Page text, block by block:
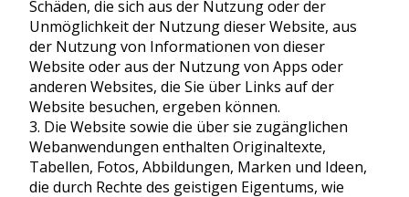
Schäden, die sich aus der Nutzung oder der
Unmöglichkeit der Nutzung dieser Website, aus
der Nutzung von Informationen von dieser
Website oder aus der Nutzung von Apps oder
anderen Websites, die Sie über Links auf der
Website besuchen, ergeben können.
Die Website sowie die über sie zugänglichen
Webanwendungen enthalten Originaltexte,
Tabellen, Fotos, Abbildungen, Marken und Ideen,
die durch Rechte des geistigen Eigentums, wie